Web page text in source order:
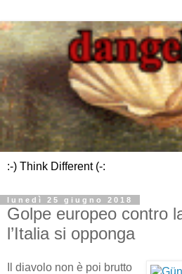
:-) Think Different (-:
lunedì 25 giugno 2018
Golpe europeo contro
l’Italia si opponga
Il diavolo non è poi brutto